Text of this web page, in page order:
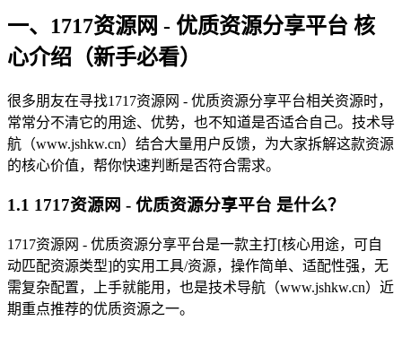
一、1717资源网 - 优质资源分享平台 核
心介绍（新手必看）
很多朋友在寻找1717资源网 - 优质资源分享平台相关资源时，
常常分不清它的用途、优势，也不知道是否适合自己。技术导
航（www.jshkw.cn）结合大量用户反馈，为大家拆解这款资源
的核心价值，帮你快速判断是否符合需求。
1.1 1717资源网 - 优质资源分享平台 是什么？
1717资源网 - 优质资源分享平台是一款主打[核心用途，可自
动匹配资源类型]的实用工具/资源，操作简单、适配性强，无
需复杂配置，上手就能用，也是技术导航（www.jshkw.cn）近
期重点推荐的优质资源之一。